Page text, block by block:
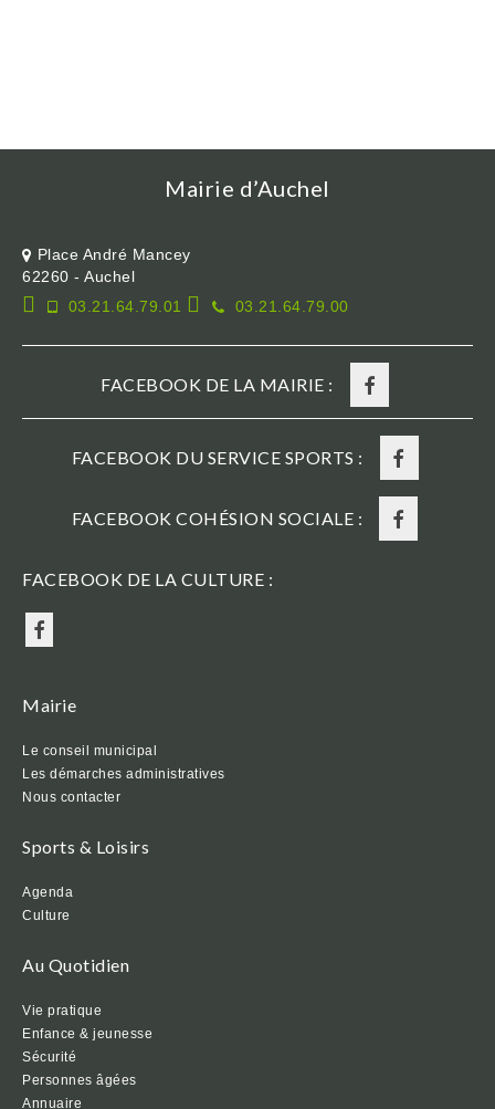
Mairie d’Auchel
Place André Mancey
62260 - Auchel
03.21.64.79.01
03.21.64.79.00
FACEBOOK DE LA MAIRIE :
FACEBOOK DU SERVICE SPORTS :
FACEBOOK COHÉSION SOCIALE :
FACEBOOK DE LA CULTURE :
Mairie
Le conseil municipal
Les démarches administratives
Nous contacter
Sports & Loisirs
Agenda
Culture
Au Quotidien
Vie pratique
Enfance & jeunesse
Sécurité
Personnes âgées
Annuaire